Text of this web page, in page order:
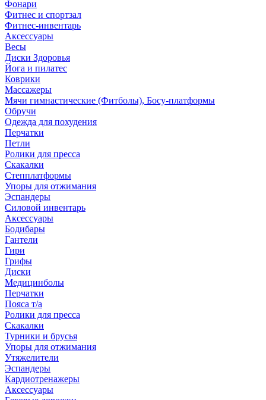
Фонари
Фитнес и спортзал
Фитнес-инвентарь
Аксессуары
Весы
Диски Здоровья
Йога и пилатес
Коврики
Массажеры
Мячи гимнастические (Фитболы), Босу-платформы
Обручи
Одежда для похудения
Перчатки
Петли
Ролики для пресса
Скакалки
Степплатформы
Упоры для отжимания
Эспандеры
Силовой инвентарь
Аксессуары
Бодибары
Гантели
Гири
Грифы
Диски
Медицинболы
Перчатки
Пояса т/а
Ролики для пресса
Скакалки
Турники и брусья
Упоры для отжимания
Утяжелители
Эспандеры
Кардиотренажеры
Аксессуары